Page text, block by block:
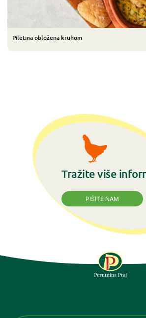
Piletina obložena kruhom
Tražite više
PIŠITE NAM